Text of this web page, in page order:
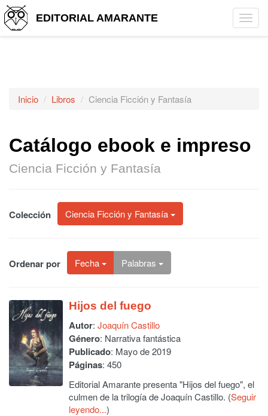
EDITORIAL AMARANTE
Inicio Libros Ciencia Ficción y Fantasía
Catálogo ebook e impreso
Ciencia Ficción y Fantasía
Colección Ciencia Ficción y Fantasía
Ordenar por Fecha Palabras
Hijos del fuego
Autor: Joaquín Castillo
Género: Narrativa fantástica
Publicado: Mayo de 2019
Páginas: 450
Editorial Amarante presenta "Hijos del fuego", el
culmen de la trilogía de Joaquín Castillo. (Seguir
leyendo...)